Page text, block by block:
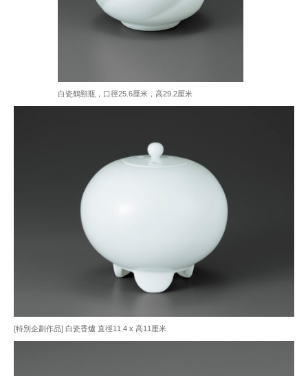
白瓷鶴頸瓶，口徑25.6厘米，高29.2厘米
[特別企劃作品] 白瓷香爐 直徑11.4 x 高11厘米